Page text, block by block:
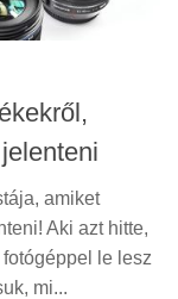
amiket
Aki azt hitte,
fotógéppel le lesz
mi...